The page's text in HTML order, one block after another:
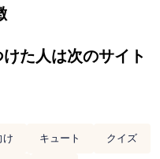
た人は次のサイト
け キュート
クイズ